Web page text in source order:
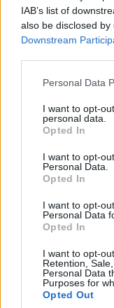
IAB’s list of
also be disclosed
Downstream
Personal Data
I want to opt-
personal data.
Opted In
I want to opt-
Personal Data.
Opted In
I want to opt-
Personal Data
Opted In
I want to opt-
Retention,
Personal Data
Purposes for
Opted Out
5
Δημοφιλή